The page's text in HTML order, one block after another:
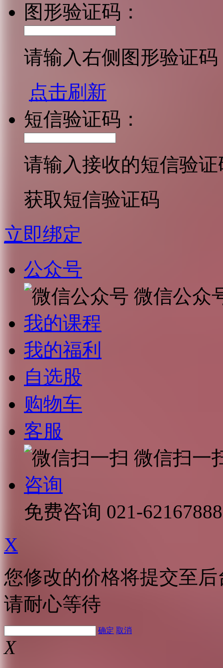
图形验证码：
请输入右侧图形验证码
点击刷新
短信验证码：
请输入接收的短信验证
获取短信验证码
立即绑定
公众号
微信公众
我的课程
我的福利
自选股
购物车
客服
微信扫一
咨询
免费咨询 021-62167888
X
您修改的价格将提交至
请耐心等待
确定 取消
X